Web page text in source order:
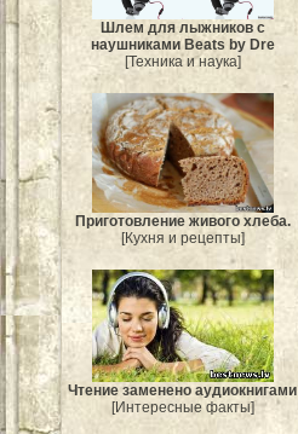
Шлем для лыжников с
наушниками Beats by Dre
[Техника и наука]
Приготовление живого хлеба.
[Кухня и рецепты]
Чтение заменено аудиокнигами
[Интересные факты]